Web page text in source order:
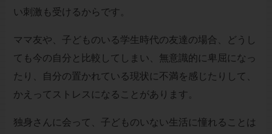
い刺激も受けるからです。
ママ友や、子どものいる学生時代の友達の場合、どうし
ても今の自分と比較してしまい、無意識的に卑屈になっ
たり、自分の置かれている現状に不満を感じたりして、
かえってストレスになることがあります。
独身さんに会って、子どものいない生活に憧れることは